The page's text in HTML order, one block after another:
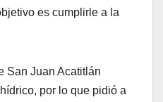
es cumplirle a la
San Juan Acatitlán
por lo que pidió a